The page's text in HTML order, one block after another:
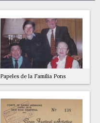
Papeles de la Familia Pons